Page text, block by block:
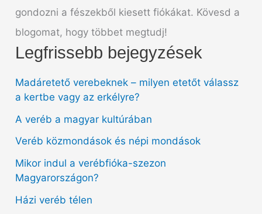
gondozni a fészekből kiesett fiókákat. Kövesd a
blogomat, hogy többet megtudj!
Legfrissebb bejegyzések
Madáretető verebeknek – milyen etetőt válassz
a kertbe vagy az erkélyre?
A veréb a magyar kultúrában
Veréb közmondások és népi mondások
Mikor indul a verébfióka-szezon
Magyarországon?
Házi veréb télen